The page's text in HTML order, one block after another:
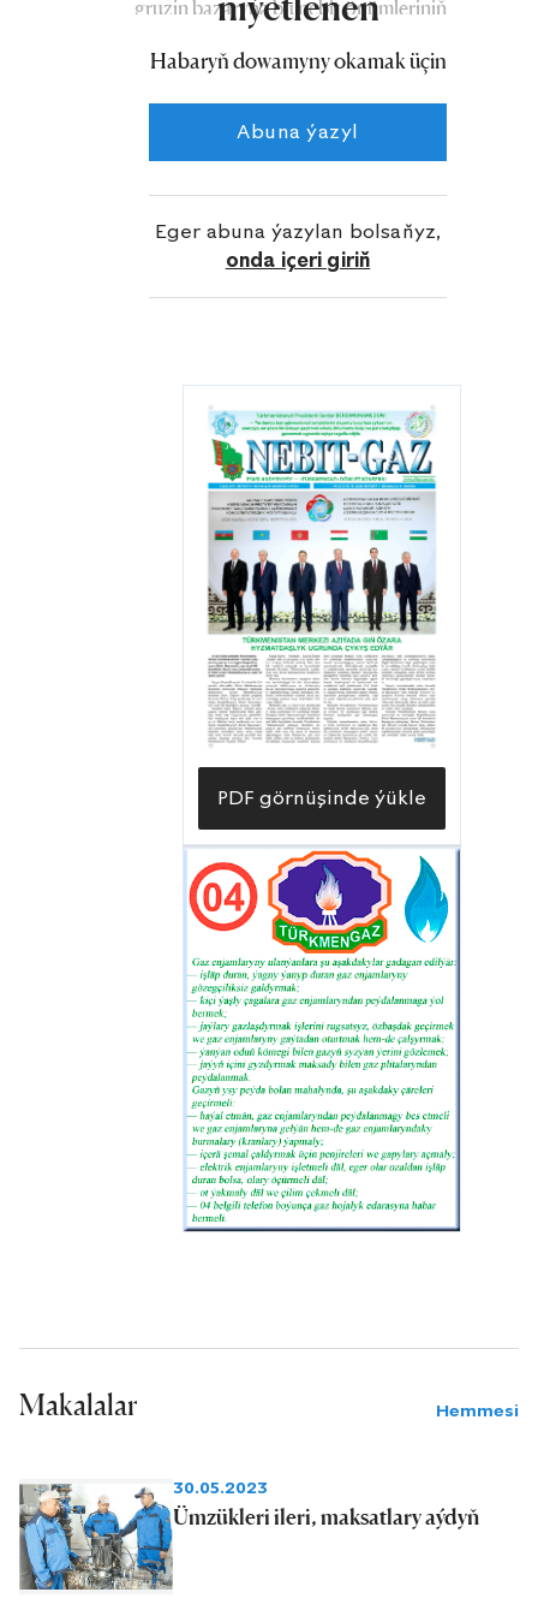
gruzin bazaryna bu nebit önümleriniň
geçen ýylyň degişli döwründäkiden 60
bilen deňeşdireniňde, iberilen
Habaryň dowamyny okamak üçin
Abuna ýazyl
Eger abuna ýazylan bolsaňyz,
onda içeri giriň
PDF görnüşinde ýükle
Makalalar Hemmesi
30.05.2023
Ümzükleri ileri, maksatlary aýdyň